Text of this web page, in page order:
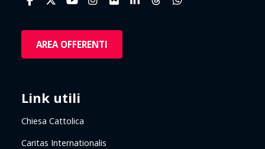
AREA OFFERENTI
Link utili
Chiesa Cattolica
Caritas Internationalis